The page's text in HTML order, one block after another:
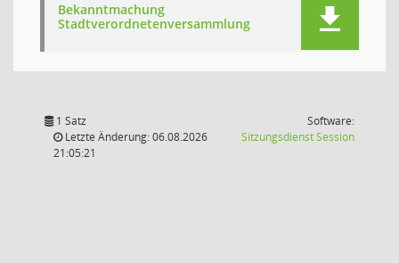
Bekanntmachung
Stadtverordnetenversammlung
1 Satz
Letzte Änderung: 06.08.2026
21:05:21
Software:
SitzungsdienstSession(Wird in